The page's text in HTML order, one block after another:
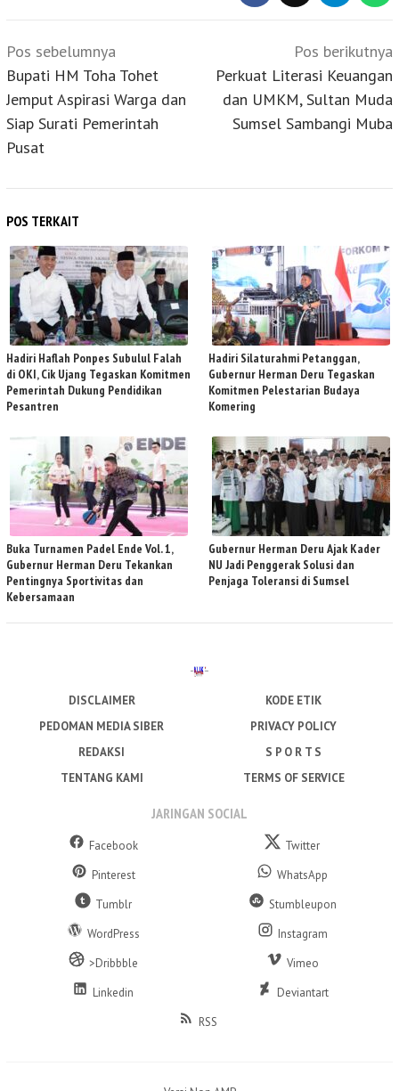
Navigasi
pos
Pos sebelumnya
Bupati HM Toha Tohet
Jemput Aspirasi Warga dan
Siap Surati Pemerintah
Pusat
Pos berikutnya
Perkuat Literasi Keuangan
dan UMKM, Sultan Muda
Sumsel Sambangi Muba
POS TERKAIT
Hadiri Haflah Ponpes Subulul Falah
di OKI, Cik Ujang Tegaskan Komitmen
Pemerintah Dukung Pendidikan
Pesantren
Hadiri Silaturahmi Petanggan,
Gubernur Herman Deru Tegaskan
Komitmen Pelestarian Budaya
Komering
Buka Turnamen Padel Ende Vol. 1,
Gubernur Herman Deru Tekankan
Pentingnya Sportivitas dan
Kebersamaan
Gubernur Herman Deru Ajak Kader
NU Jadi Penggerak Solusi dan
Penjaga Toleransi di Sumsel
DISCLAIMER
KODE ETIK
PEDOMAN MEDIA SIBER
PRIVACY POLICY
REDAKSI
S P O R T S
TENTANG KAMI
TERMS OF SERVICE
JARINGAN SOCIAL
Facebook
Twitter
Pinterest
WhatsApp
Tumblr
Stumbleupon
WordPress
Instagram
>Dribbble
Vimeo
Linkedin
Deviantart
RSS